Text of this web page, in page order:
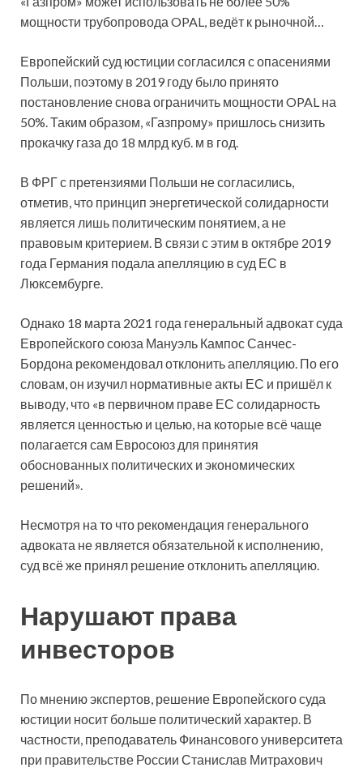
мощности трубопровода OPAL, ведёт к рыночной…
Европейский суд юстиции согласился с опасениями
Польши, поэтому в 2019 году было принято
постановление снова ограничить мощности OPAL на
50%. Таким образом, «Газпрому» пришлось снизить
прокачку газа до 18 млрд куб. м в год.
В ФРГ с претензиями Польши не согласились,
отметив, что принцип энергетической солидарности
является лишь политическим понятием, а не
правовым критерием. В связи с этим в октябре 2019
года Германия подала апелляцию в суд ЕС в
Люксембурге.
Однако 18 марта 2021 года генеральный адвокат суда
Европейского союза Мануэль Кампос Санчес-
Бордона рекомендовал отклонить апелляцию. По его
словам, он изучил нормативные акты ЕС и пришёл к
выводу, что «в первичном праве ЕС солидарность
является ценностью и целью, на которые всё чаще
полагается сам Евросоюз для принятия
обоснованных политических и экономических
решений».
Несмотря на то что рекомендация генерального
адвоката не является обязательной к исполнению,
суд всё же принял решение отклонить апелляцию.
Нарушают права
инвесторов
По мнению экспертов, решение Европейского суда
юстиции носит больше политический характер. В
частности, преподаватель Финансового университета
при правительстве России Станислав Митрахович